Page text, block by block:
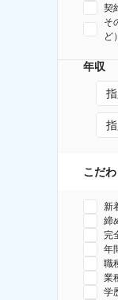
契
そ
ど）
年収
こだ
新
締
完
年
職
業
学